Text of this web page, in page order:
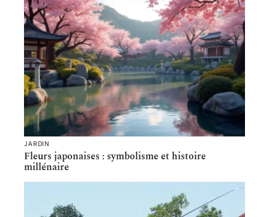
JARDIN
Fleurs japonaises : symbolisme et histoire
millénaire